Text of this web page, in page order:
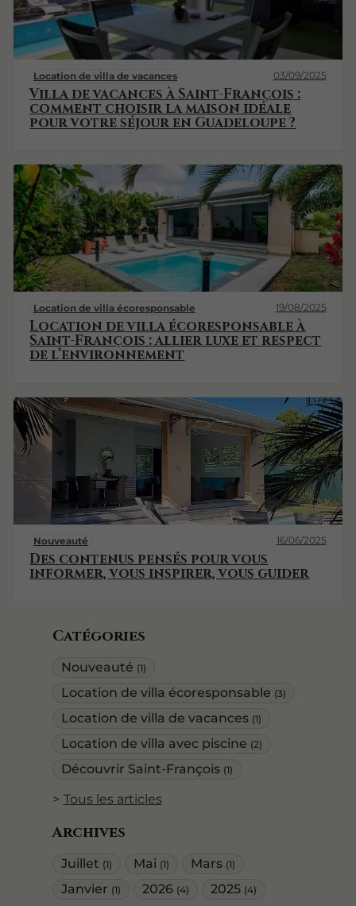
Catégories
Nouveauté (1)
Location de villa écoresponsable (3)
Location de villa de vacances (1)
Location de villa avec piscine (2)
Découvrir Saint-François (1)
Tous les articles
Archives
Juillet (1) Mai (1) Mars (1)
Janvier (1) 2026 (4) 2025 (4)
Location de villa de vacances 03/09/2025
Villa de vacances à Saint-François :
comment choisir la maison idéale
pour votre séjour en Guadeloupe ?
Location de villa écoresponsable 19/08/2025
Location de villa écoresponsable à
Saint-François : allier luxe et respect
de l’environnement
Nouveauté 16/06/2025
Des contenus pensés pour vous
informer, vous inspirer, vous guider